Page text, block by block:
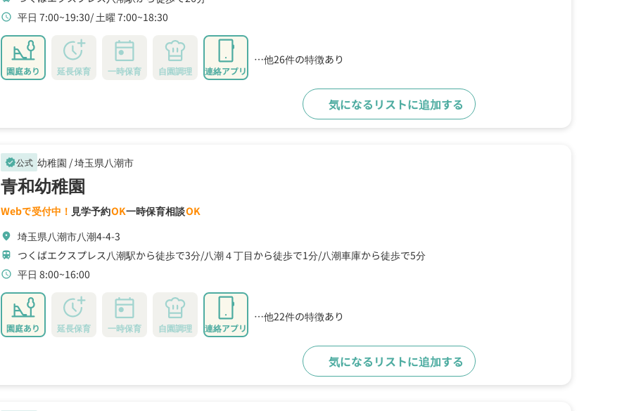
schedule 平日 7:00~19:30 土曜 7:00~18:30
園庭あり 延長保育 一時保育 自園調理 連絡アプリ
…他26件の特徴あり
気になるリストに追加する
verified公式 幼稚園 /埼玉県八潮市
青和幼稚園
Webで受付中！ 見学予約OK一時保育相談OK
location_on 埼玉県八潮市八潮4-4-3
train つくばエクスプレス八潮駅から徒歩で3分 八潮４丁目から徒歩で1分 八潮車庫から徒歩で5分
schedule 平日 8:00~16:00
園庭あり 延長保育 一時保育 自園調理 連絡アプリ
…他22件の特徴あり
気になるリストに追加する